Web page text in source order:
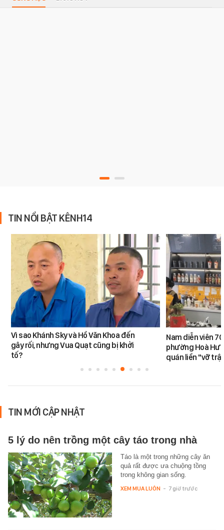
TIN NỔI BẬT KÊNH14
Vì sao Khánh Sky và Hồ Văn Khoa đến
gây rối, nhưng Vua Quạt cũng bị khởi
tố?
Nam diễn viên
phường Hoà
quán liền "vỡ
TIN MỚI CẬP NHẬT
5 lý do nên trồng một cây táo trong nhà
Táo là một trong những cây ăn
quả rất được ưa chuộng tồng
trong không gian sống.
XEM MUA LUÔN - 7 giờ trước